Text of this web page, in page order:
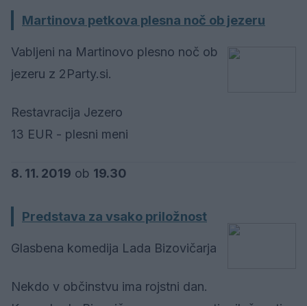
Martinova petkova plesna noč ob jezeru
Vabljeni na Martinovo plesno noč ob
jezeru z 2Party.si.
Restavracija Jezero
13 EUR - plesni meni
8. 11. 2019 ob 19.30
Predstava za vsako priložnost
Glasbena komedija Lada Bizovičarja
Nekdo v občinstvu ima rojstni dan.